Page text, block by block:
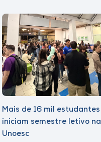
Mais de 16 mil estudantes
iniciam semestre letivo na
Unoesc